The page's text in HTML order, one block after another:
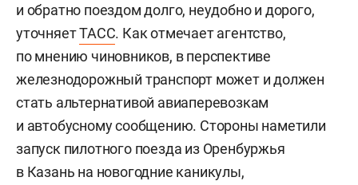
и обратно поездом долго, неудобно и дорого,
уточняетТАСС. Как отмечает агентство,
по мнению чиновников, в перспективе
железнодорожный транспорт может и должен
стать альтернативой авиаперевозкам
и автобусному сообщению. Стороны наметили
запуск пилотного поезда из Оренбуржья
в Казань на новогодние каникулы,